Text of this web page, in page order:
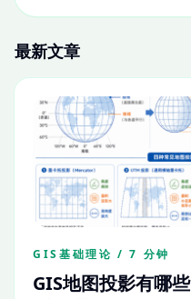
最新文章
GIS基础理论 / 7 分钟
GIS地图投影有哪